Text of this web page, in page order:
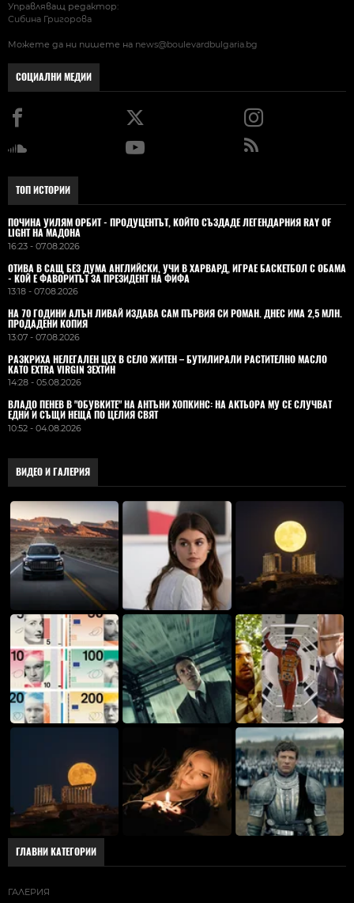
Управляващ редактор:
Сибина Григорова
Можете да ни пишете на news@boulevardbulgaria.bg
СОЦИАЛНИ МЕДИИ
ТОП ИСТОРИИ
ПОЧИНА УИЛЯМ ОРБИТ - ПРОДУЦЕНТЪТ, КОЙТО СЪЗДАДЕ ЛЕГЕНДАРНИЯ RAY OF
LIGHT НА МАДОНА
16:23 - 07.08.2026
ОТИВА В САЩ БЕЗ ДУМА АНГЛИЙСКИ, УЧИ В ХАРВАРД, ИГРАЕ БАСКЕТБОЛ С ОБАМА
- КОЙ Е ФАВОРИТЪТ ЗА ПРЕЗИДЕНТ НА ФИФА
13:18 - 07.08.2026
НА 70 ГОДИНИ АЛЪН ЛИВАЙ ИЗДАВА САМ ПЪРВИЯ СИ РОМАН. ДНЕС ИМА 2,5 МЛН.
ПРОДАДЕНИ КОПИЯ
13:07 - 07.08.2026
РАЗКРИХА НЕЛЕГАЛЕН ЦЕХ В СЕЛО ЖИТЕН – БУТИЛИРАЛИ РАСТИТЕЛНО МАСЛО
КАТО EXTRA VIRGIN ЗЕХТИН
14:28 - 05.08.2026
ВЛАДO ПЕНЕВ В "ОБУВКИТЕ" НА АНТЪНИ ХОПКИНС: НА АКТЬОРА МУ СЕ СЛУЧВАТ
ЕДНИ И СЪЩИ НЕЩА ПО ЦЕЛИЯ СВЯТ
10:52 - 04.08.2026
ВИДЕО И ГАЛЕРИЯ
ГЛАВНИ КАТЕГОРИИ
ГАЛЕРИЯ